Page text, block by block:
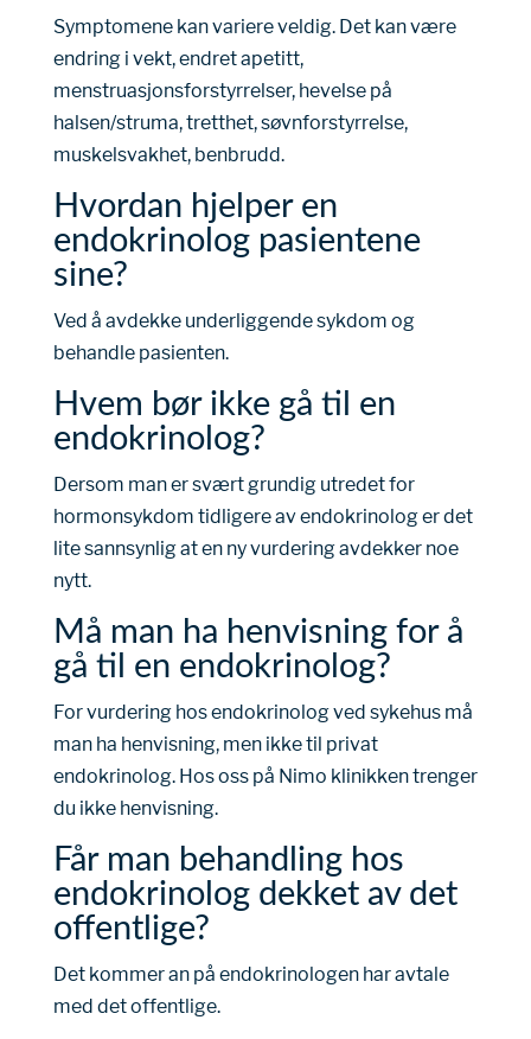
Symptomene kan variere veldig. Det kan være
endring i vekt, endret apetitt,
menstruasjonsforstyrrelser, hevelse på
halsen/struma, tretthet, søvnforstyrrelse,
muskelsvakhet, benbrudd.
Hvordan hjelper en
endokrinolog pasientene
sine?
Ved å avdekke underliggende sykdom og
behandle pasienten.
Hvem bør ikke gå til en
endokrinolog?
Dersom man er svært grundig utredet for
hormonsykdom tidligere av endokrinolog er det
lite sannsynlig at en ny vurdering avdekker noe
nytt.
Må man ha henvisning for å
gå til en endokrinolog?
For vurdering hos endokrinolog ved sykehus må
man ha henvisning, men ikke til privat
endokrinolog. Hos oss på Nimo klinikken trenger
du ikke henvisning.
Får man behandling hos
endokrinolog dekket av det
offentlige?
Det kommer an på endokrinologen har avtale
med det offentlige.